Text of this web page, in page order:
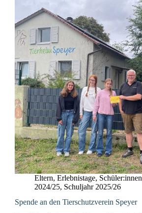
Eltern, Erlebnistage, Schüler:innen
2024/25, Schuljahr 2025/26
Spende an den Tierschutzverein Speyer